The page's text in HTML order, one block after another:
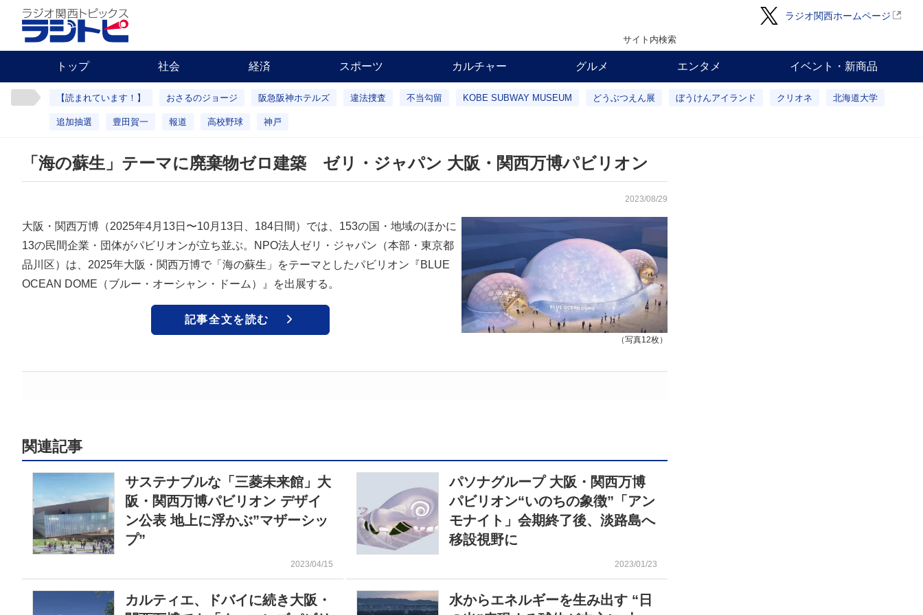
ラジオ関西ホームページ
サイト内検索
トップ 社会 経済 スポーツ カルチャー グルメ エンタメ イベント・新商品
【読まれています！】 おさるのジョージ 阪急阪神ホテルズ 違法捜査 不当勾留 KOBE SUBWAY MUSEUM どうぶつえん展 ぼうけんアイランド クリオネ 北海道大学
追加抽選 豊田賀一 報道 高校野球 神戸
「海の蘇生」テーマに廃棄物ゼロ建築 ゼリ・ジャパン 大阪・関西万博パビリオン
2023/08/29
（写真12枚）
大阪・関西万博（2025年4月13日〜10月13日、184日間）では、153の国・地域のほかに
13の民間企業・団体がパビリオンが立ち並ぶ。NPO法人ゼリ・ジャパン（本部・東京都
品川区）は、2025年大阪・関西万博で「海の蘇生」をテーマとしたパビリオン『BLUE
OCEAN DOME（ブルー・オーシャン・ドーム）』を出展する。
記事全文を読む
関連記事
サステナブルな「三菱未来館」大
阪・関西万博パビリオン デザイ
ン公表 地上に浮かぶ”マザーシッ
プ”
2023/04/15
パソナグループ 大阪・関西万博
パビリオン“いのちの象徴”「アン
モナイト」会期終了後、淡路島へ
移設視野に
2023/01/23
カルティエ、ドバイに続き大阪・
水からエネルギーを生み出す “日